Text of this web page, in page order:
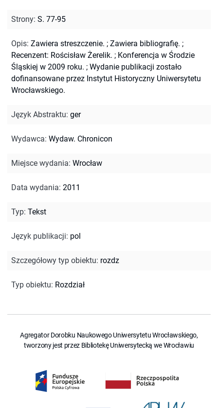
Strony: S. 77-95
Opis: Zawiera streszczenie. ; Zawiera bibliografię. ;
Recenzent: Rościsław Żerelik. ; Konferencja w Środzie
Śląskiej w 2009 roku. ; Wydanie publikacji zostało
dofinansowane przez Instytut Historyczny Uniwersytetu
Wrocławskiego.
Język Abstraktu: ger
Wydawca: Wydaw. Chronicon
Miejsce wydania: Wrocław
Data wydania: 2011
Typ: Tekst
Język publikacji: pol
Szczegółowy typ obiektu: rozdz
Typ obiektu: Rozdział
Agregator Dorobku Naukowego Uniwersytetu Wrocławskiego,
tworzony jest przez Bibliotekę Uniwersytecką we Wrocławiu